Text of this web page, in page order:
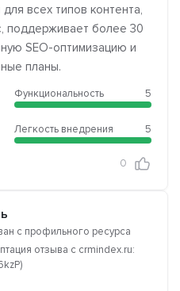
всех типов контента,
поддерживает более 30
SEO-оптимизацию и
планы.
Функциональность 5
Легкость внедрения 5
0
с профильного ресурса
отзыва с crmindex.ru: